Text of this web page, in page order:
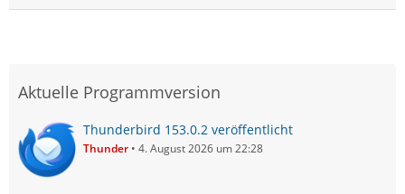
Aktuelle Programmversion
Thunderbird 153.0.2 veröffentlicht
Thunder 4. August 2026 um 22:28